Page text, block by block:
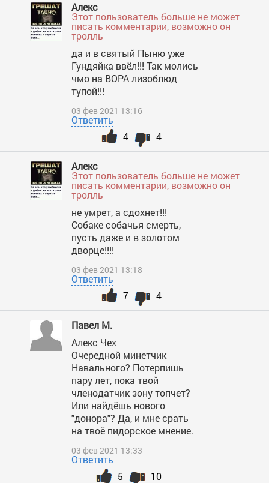
Алекс
Этот пользователь больше не может
писать комментарии, возможно он
тролль
да и в святый Пыню уже
Гундяйка ввёл!!! Так молись
чмо на ВОРА лизоблюд
тупой!!!
03 фев 2021 13:16
Ответить
4
4
Алекс
Этот пользователь больше не может
писать комментарии, возможно он
тролль
не умрет, а сдохнет!!!
Собаке собачья смерть,
пусть даже и в золотом
дворце!!!!
03 фев 2021 13:18
Ответить
4
7
Павел М.
Алекс Чех
Очередной минетчик
Навального? Потерпишь
пару лет, пока твой
членодатчик зону топчет?
Или найдёшь нового
"донора"? Да, и мне срать
на твоё пидорское мнение.
03 фев 2021 13:33
Ответить
10
5